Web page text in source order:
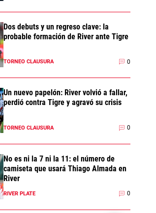
Dos debuts y un regreso clave: la
probable formación de River ante Tigre
TORNEO CLAUSURA 0
Un nuevo papelón: River volvió a fallar,
perdió contra Tigre y agravó su crisis
TORNEO CLAUSURA 0
No es ni la 7 ni la 11: el número de
camiseta que usará Thiago Almada en
River
RIVER PLATE 0